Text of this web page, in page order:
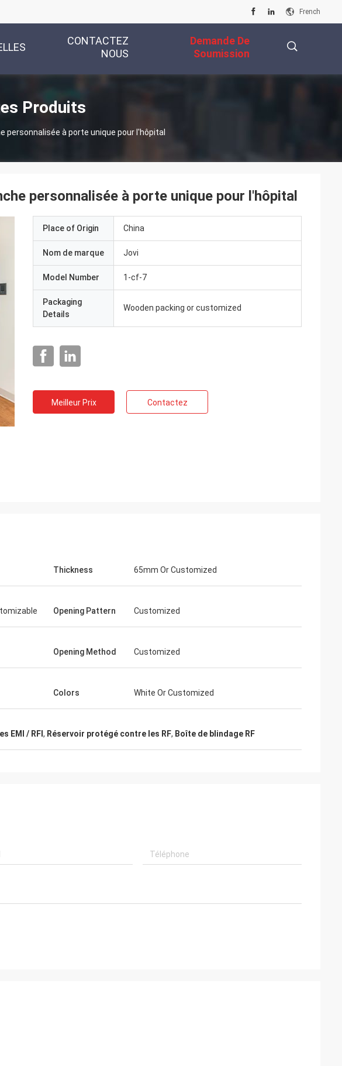
French
CONTACTEZ
NOUS
Demande De
Soumission
Produits
personnalisée à porte unique pour l'hôpital
personnalisée à porte unique pour l'hôpital
Place of Origin China
Nom de marque Jovi
Model Number 1-cf-7
Packaging
Details
Wooden packing or customized
Meilleur Prix Contactez
Thickness 65mm Or Customized
Opening Pattern Customized
Opening Method Customized
Colors White Or Customized
EMI / RFI , Réservoir protégé contre les RF, Boîte de blindage RF